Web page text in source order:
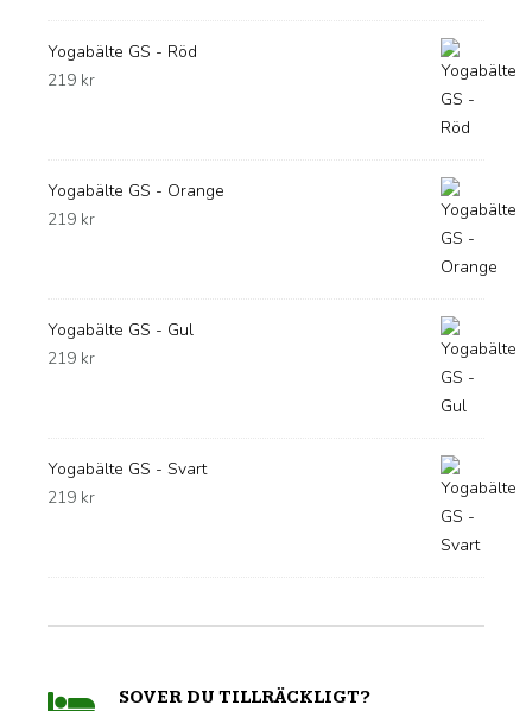
Yogabälte GS - Röd
219 kr
Yogabälte GS - Orange
219 kr
Yogabälte GS - Gul
219 kr
Yogabälte GS - Svart
219 kr
SOVER DU TILLRÄCKLIGT?